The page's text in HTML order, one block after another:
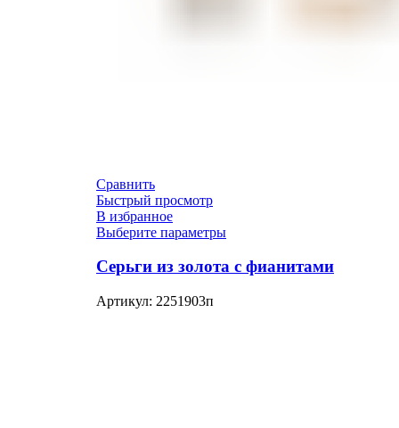
Сравнить
Быстрый просмотр
В избранное
Выберите параметры
Серьги из золота с фианитами
Артикул: 2251903п